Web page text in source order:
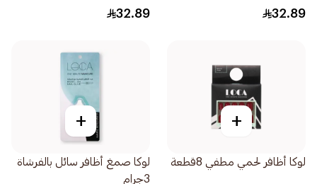
32.89
32.89
+
لوكا أظافر لحمي مطفي 8قطعة
+
لوكا صمغ أظافر سائل بالفرشاة
3جرام